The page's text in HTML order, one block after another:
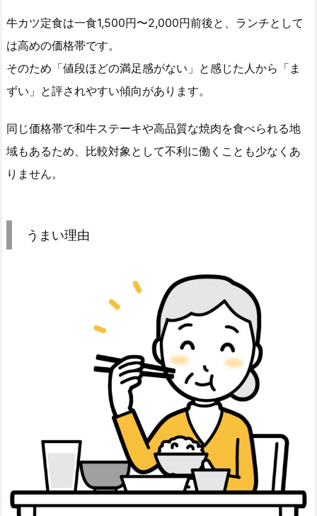
牛カツ定食は一食1,500円〜2,000円前後と、ランチとして
は高めの価格帯です。
そのため「値段ほどの満足感がない」と感じた人から「ま
ずい」と評されやすい傾向があります。
同じ価格帯で和牛ステーキや高品質な焼肉を食べられる地
域もあるため、比較対象として不利に働くことも少なくあ
りません。
うまい理由